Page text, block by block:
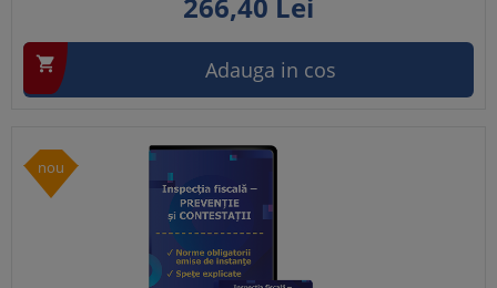
 Adauga in cos
nou